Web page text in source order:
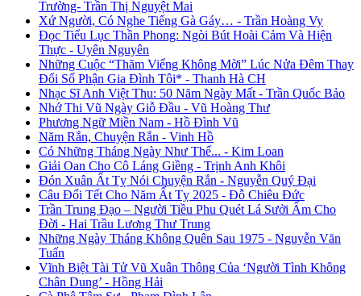
Trường- Trần Thị Nguyệt Mai
Xứ Người, Có Nghe Tiếng Gà Gáy… - Trần Hoàng Vy
Đọc Tiểu Lục Thần Phong: Ngòi Bút Hoài Cảm Và Hiện
Thực - Uyên Nguyên
Những Cuộc “Thăm Viếng Không Mời” Lúc Nửa Đêm Thay
Đổi Số Phận Gia Đình Tôi* - Thanh Hà CH
Nhạc Sĩ Anh Việt Thu: 50 Năm Ngày Mất - Trần Quốc Bảo
Nhớ Thi Vũ Ngày Giỗ Đầu - Vũ Hoàng Thư
Phương Ngữ Miền Nam - Hồ Đình Vũ
Năm Rắn, Chuyện Rắn - Vinh Hồ
Có Những Tháng Ngày Như Thế... - Kim Loan
Giải Oan Cho Cô Láng Giềng - Trịnh Anh Khôi
Đón Xuân Ất Tỵ Nói Chuyện Rắn - Nguyễn Quý Đại
Câu Đối Tết Cho Năm Ất Tỵ 2025 - Đỗ Chiêu Đức
Trần Trung Đạo – Người Tiều Phu Quét Lá Sưởi Ấm Cho
Đời - Hai Trầu Lương Thư Trung
Những Ngày Tháng Không Quên Sau 1975 - Nguyễn Văn
Tuấn
Vĩnh Biệt Tài Tử Vũ Xuân Thông Của ‘Người Tình Không
Chân Dung’ - Hồng Hải